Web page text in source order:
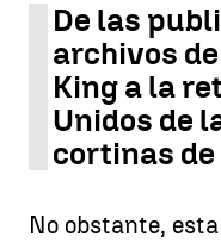
De las
archivos
King a la
Unidos de
cortinas
No obstante,